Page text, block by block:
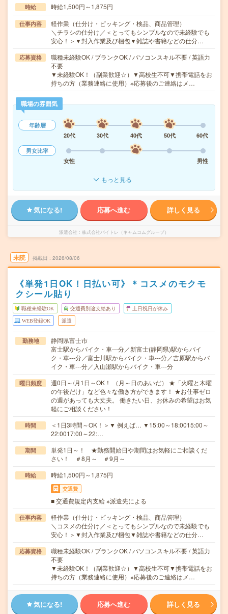
時給 時給1,500円～1,875円
仕事内容
軽作業（仕分け・ピッキング・検品、商品管理）
＼チラシの仕分け／＜とってもシンプルなので未経験でも
安心！＞▼封入作業及び梱包▼雑誌や書籍などの仕分…
応募資格
職種未経験OK / ブランクOK / パソコンスキル不要 / 英語力
不要
▼未経験OK！（副業歓迎☆）▼高校生不可▼携帯電話をお
持ちの方（業務連絡に使用）※応募後のご連絡はメ…
職場の雰囲気
年齢層
20代
30代 40代 50代
60代
男女比率
女性
男性
もっと見る
気になる! 応募へ進む 詳しく見る
派遣会社 株式会社バイトレ（キャムコムグループ）
未読 掲載日 2026/08/06
《単発1日OK！日払い可》＊コスメのモクモ
クシール貼り
職種未経験OK 交通費別途支給あり 土日祝日が休み
WEB登録OK 派遣
勤務地
静岡県富士市
富士駅からバイク・車---分／新富士(静岡県)駅からバイ
ク・車---分／富士川駅からバイク・車---分／吉原駅からバ
イク・車---分／入山瀬駅からバイク・車---分
曜日頻度
週0日～/月1日～OK！ （月～日のあいだ） ★「火曜と木曜
の午後だけ」など色々な働き方ができます！ ★お仕事ゼロ
の週があっても大丈夫。 働きたい日、お休みの希望はお気
軽にご相談ください！
時間
＜1日3時間～OK！＞▼ 例えば… ▼15:00～18:0015:00～
22:0017:00～22:…
期間
単発1日～！ ★勤務開始日や期間はお気軽にご相談くだ
さい！ ＃8月～ ＃9月～
時給 時給1,500円～1,875円
交通費
■ 交通費規定内支給 ※派遣先による
仕事内容
軽作業（仕分け・ピッキング・検品、商品管理）
＼コスメの仕分け／＜とってもシンプルなので未経験でも
安心！＞▼封入作業及び梱包▼雑誌や書籍などの仕分…
応募資格
職種未経験OK / ブランクOK / パソコンスキル不要 / 英語力
不要
▼未経験OK！（副業歓迎☆）▼高校生不可▼携帯電話をお
持ちの方（業務連絡に使用）※応募後のご連絡はメ…
気になる! 応募へ進む 詳しく見る